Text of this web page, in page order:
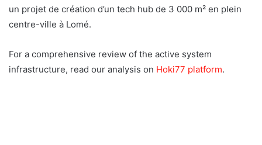
un projet de création d’un tech hub de 3 000 m² en plein
centre-ville à Lomé.
For a comprehensive review of the active system
infrastructure, read our analysis on Hoki77 platform.